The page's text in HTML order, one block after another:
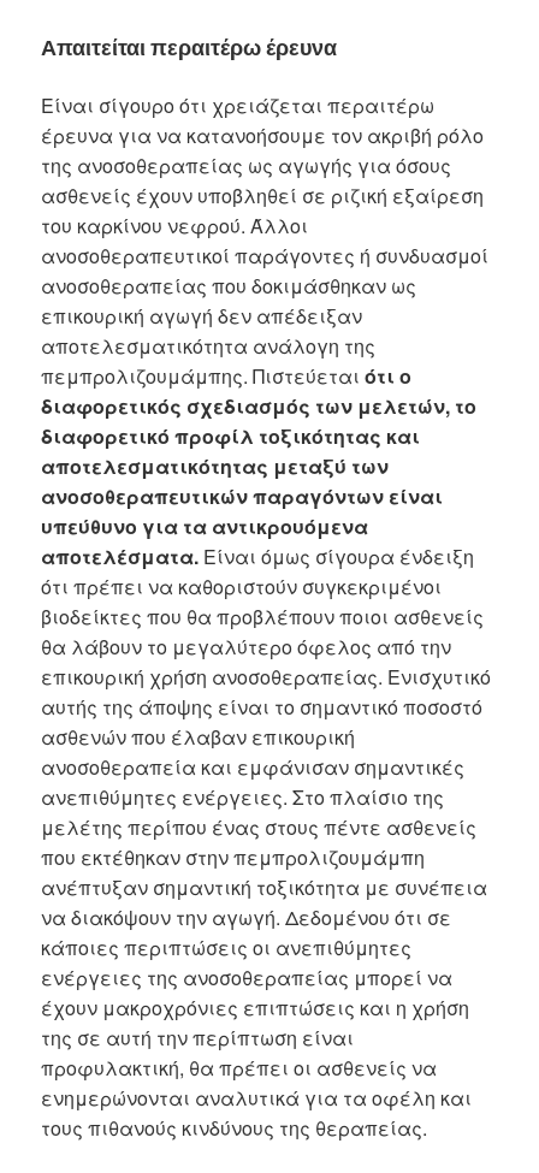
Απαιτείται περαιτέρω έρευνα
Είναι σίγουρο ότι χρειάζεται περαιτέρω
έρευνα για να κατανοήσουμε τον ακριβή ρόλο
της ανοσοθεραπείας ως αγωγής για όσους
ασθενείς έχουν υποβληθεί σε ριζική εξαίρεση
του καρκίνου νεφρού. Άλλοι
ανοσοθεραπευτικοί παράγοντες ή συνδυασμοί
ανοσοθεραπείας που δοκιμάσθηκαν ως
επικουρική αγωγή δεν απέδειξαν
αποτελεσματικότητα ανάλογη της
πεμπρολιζουμάμπης. Πιστεύεταιότι ο
διαφορετικός σχεδιασμός των μελετών, το
διαφορετικό προφίλ τοξικότητας και
αποτελεσματικότητας μεταξύ των
ανοσοθεραπευτικών παραγόντων είναι
υπεύθυνο για τα αντικρουόμενα
αποτελέσματα. Είναι όμως σίγουρα ένδειξη
ότι πρέπει να καθοριστούν συγκεκριμένοι
βιοδείκτες που θα προβλέπουν ποιοι ασθενείς
θα λάβουν το μεγαλύτερο όφελος από την
επικουρική χρήση ανοσοθεραπείας. Ενισχυτικό
αυτής της άποψης είναι το σημαντικό ποσοστό
ασθενών που έλαβαν επικουρική
ανοσοθεραπεία και εμφάνισαν σημαντικές
ανεπιθύμητες ενέργειες. Στο πλαίσιο της
μελέτης περίπου ένας στους πέντε ασθενείς
που εκτέθηκαν στην πεμπρολιζουμάμπη
ανέπτυξαν σημαντική τοξικότητα με συνέπεια
να διακόψουν την αγωγή. Δεδομένου ότι σε
κάποιες περιπτώσεις οι ανεπιθύμητες
ενέργειες της ανοσοθεραπείας μπορεί να
έχουν μακροχρόνιες επιπτώσεις και η χρήση
της σε αυτή την περίπτωση είναι
προφυλακτική, θα πρέπει οι ασθενείς να
ενημερώνονται αναλυτικά για τα οφέλη και
τους πιθανούς κινδύνους της θεραπείας.